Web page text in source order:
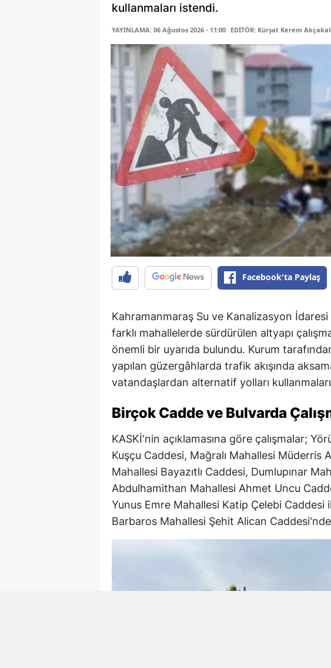
kullanmaları istendi.
YAYINLAMA: 06 Ağustos 2026 - 11:00 EDİTÖR: Kürşat Kerem
Facebook'ta Paylaş
Kahramanmaraş Su ve Kanalizasyon
farklı mahallelerde sürdürülen altyapı
önemli bir uyarıda bulundu. Kurum
yapılan güzergâhlarda trafik akışında
vatandaşlardan alternatif yolları
Birçok Cadde ve Bulvarda
KASKİ'nin açıklamasına göre çalışmalar;
Kuşçu Caddesi, Mağralı Mahallesi Müderris
Mahallesi Bayazıtlı Caddesi, Dumlupınar
Abdulhamithan Mahallesi Ahmet Uncu
Yunus Emre Mahallesi Katip Çelebi Caddesi
Barbaros Mahallesi Şehit Alican